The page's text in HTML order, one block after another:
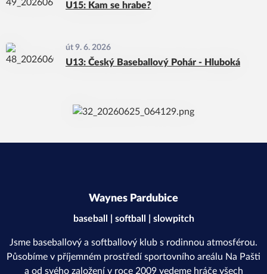
U15: Kam se hrabe?
út 9. 6. 2026
U13: Český Baseballový Pohár - Hluboká
Waynes Pardubice
baseball | softball | slowpitch
Jsme baseballový a softballový klub s rodinnou atmosférou.
Působíme v příjemném prostředí sportovního areálu Na Pašti
a od svého založení v roce 2009 vedeme hráče všech